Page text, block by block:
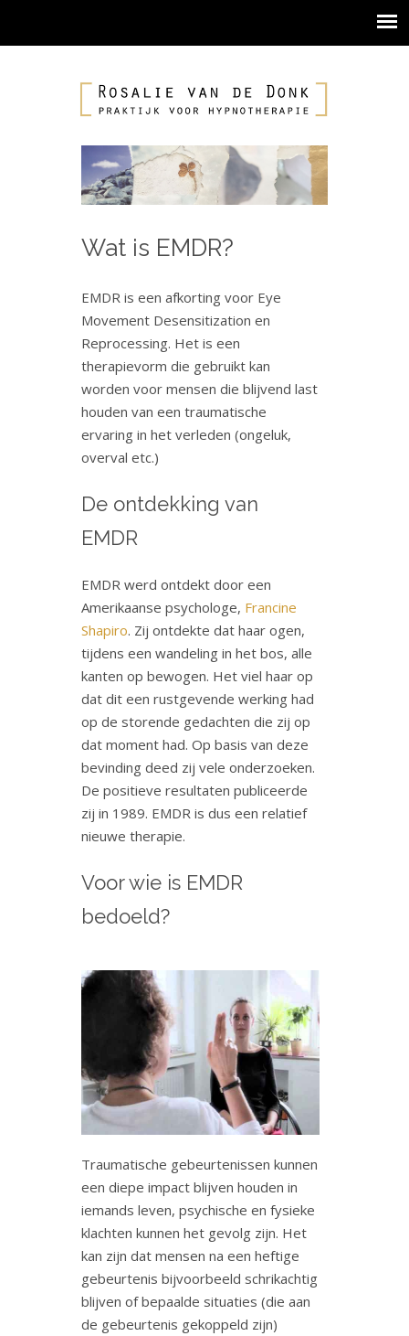
Wat is EMDR?
EMDR is een afkorting voor Eye
Movement Desensitization en
Reprocessing. Het is een
therapievorm die gebruikt kan
worden voor mensen die blijvend last
houden van een traumatische
ervaring in het verleden (ongeluk,
overval etc.)
De ontdekking van
EMDR
EMDR werd ontdekt door een
Amerikaanse psychologe, Francine
Shapiro. Zij ontdekte dat haar ogen,
tijdens een wandeling in het bos, alle
kanten op bewogen. Het viel haar op
dat dit een rustgevende werking had
op de storende gedachten die zij op
dat moment had. Op basis van deze
bevinding deed zij vele onderzoeken.
De positieve resultaten publiceerde
zij in 1989. EMDR is dus een relatief
nieuwe therapie.
Voor wie is EMDR
bedoeld?
Traumatische gebeurtenissen kunnen
een diepe impact blijven houden in
iemands leven, psychische en fysieke
klachten kunnen het gevolg zijn. Het
kan zijn dat mensen na een heftige
gebeurtenis bijvoorbeeld schrikachtig
blijven of bepaalde situaties (die aan
de gebeurtenis gekoppeld zijn)